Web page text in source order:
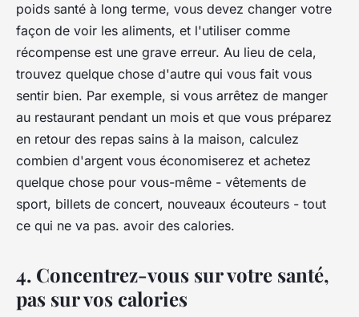
poids santé à long terme, vous devez changer votre
façon de voir les aliments, et l'utiliser comme
récompense est une grave erreur. Au lieu de cela,
trouvez quelque chose d'autre qui vous fait vous
sentir bien. Par exemple, si vous arrêtez de manger
au restaurant pendant un mois et que vous préparez
en retour des repas sains à la maison, calculez
combien d'argent vous économiserez et achetez
quelque chose pour vous-même - vêtements de
sport, billets de concert, nouveaux écouteurs - tout
ce qui ne va pas. avoir des calories.
4. Concentrez-vous sur votre santé,
pas sur vos calories